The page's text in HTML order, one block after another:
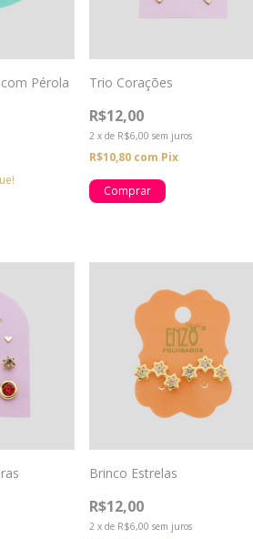
Pérola Trio Corações
R$12,00
2 x de R$6,00 sem juros
R$10,80 com Pix
Brinco Estrelas
R$12,00
2 x de R$6,00 sem juros